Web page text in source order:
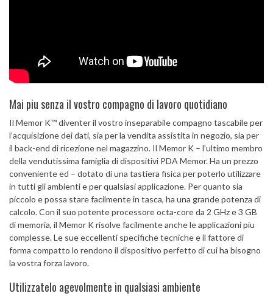
Mai piu senza il vostro compagno di lavoro quotidiano
Il Memor K™ diventer il vostro inseparabile compagno tascabile per
l’acquisizione dei dati, sia per la vendita assistita in negozio, sia per
il back-end di ricezione nel magazzino. Il Memor K – l’ultimo membro
della vendutissima famiglia di dispositivi PDA Memor. Ha un prezzo
conveniente ed – dotato di una tastiera fisica per poterlo utilizzare
in tutti gli ambienti e per qualsiasi applicazione. Per quanto sia
piccolo e possa stare facilmente in tasca, ha una grande potenza di
calcolo. Con il suo potente processore octa-core da 2 GHz e 3 GB
di memoria, il Memor K risolve facilmente anche le applicazioni piu
complesse. Le sue eccellenti specifiche tecniche e il fattore di
forma compatto lo rendono il dispositivo perfetto di cui ha bisogno
la vostra forza lavoro.
Utilizzatelo agevolmente in qualsiasi ambiente